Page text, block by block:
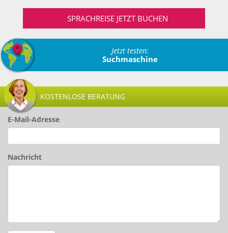
SPRACHREISE JETZT BUCHEN
Jetzt testen:
Suchmaschine
KOSTENLOSE BERATUNG
E-Mail-Adresse
Nachricht